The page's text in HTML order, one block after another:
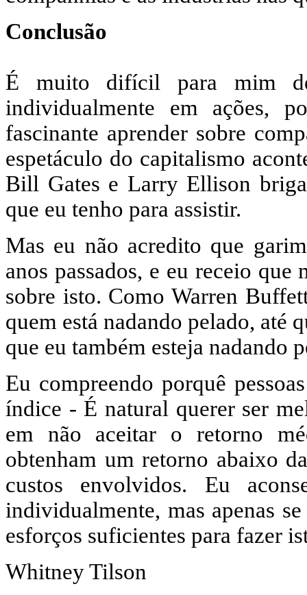
Conclusão
É muito difícil para mim
individualmente em ações,
fascinante aprender sobre
espetáculo do capitalismo
Bill Gates e Larry Ellison
que eu tenho para assistir.
Mas eu não acredito que
anos passados, e eu receio que
sobre isto. Como Warren
quem está nadando pelado, até
que eu também esteja nadando
Eu compreendo porquê
índice - É natural querer ser
em não aceitar o retorno
obtenham um retorno abaixo
custos envolvidos. Eu
individualmente, mas apenas
esforços suficientes para fazer
Whitney Tilson